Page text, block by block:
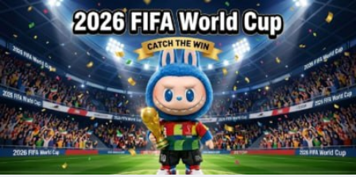
你所浏览的页面暂时无法
访问